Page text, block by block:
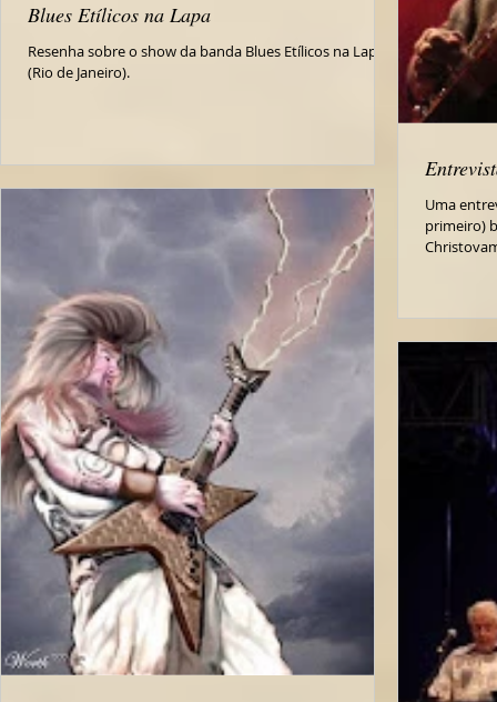
Blues Etílicos na Lapa
Resenha sobre o show da banda Blues Etílicos na Lapa
(Rio de Janeiro).
Uma
primeiro)